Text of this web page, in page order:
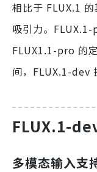
相比于 FLUX.1
吸引力。
FLUX1.1-pro 的
间，FLUX.1-dev
FLUX.1-
多模态输入支